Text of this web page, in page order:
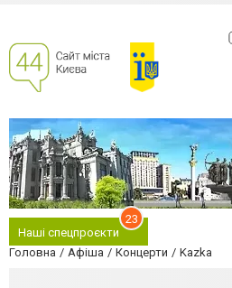
Наші спецпроєкти
23
Головна Афіша Концерти Kazka